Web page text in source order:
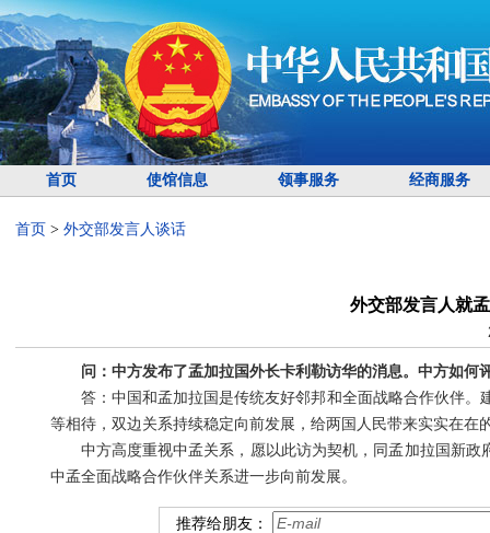
首页 使馆信息 领事服务 经商服务
首页 > 外交部发言人谈话
外交部发言人就
问：中方发布了孟加拉国外长卡利勒访华的消息。中方如何
答：中国和孟加拉国是传统友好邻邦和全面战略合作伙伴
等相待，双边关系持续稳定向前发展，给两国人民带来实实在在
中方高度重视中孟关系，愿以此访为契机，同孟加拉国新
中孟全面战略合作伙伴关系进一步向前发展。
推荐给朋友：